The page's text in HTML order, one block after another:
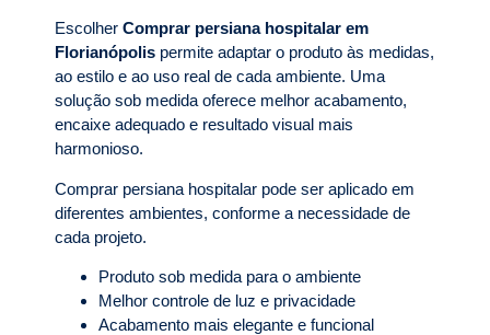
Escolher Comprar persiana hospitalar em
Florianópolis permite adaptar o produto às medidas,
ao estilo e ao uso real de cada ambiente. Uma
solução sob medida oferece melhor acabamento,
encaixe adequado e resultado visual mais
harmonioso.
Comprar persiana hospitalar pode ser aplicado em
diferentes ambientes, conforme a necessidade de
cada projeto.
Produto sob medida para o ambiente
Melhor controle de luz e privacidade
Acabamento mais elegante e funcional